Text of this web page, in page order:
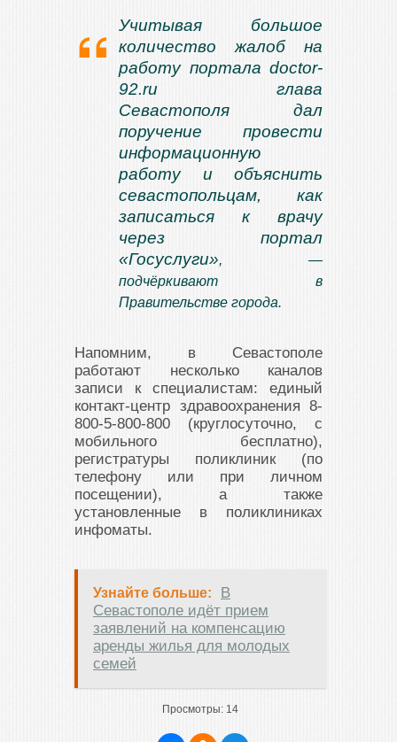
Учитывая большое
количество жалоб на
работу портала doctor-
92.ru глава
Севастополя дал
поручение провести
информационную
работу и объяснить
севастопольцам, как
записаться к врачу
через портал
«Госуслуги», —
подчёркивают в
Правительстве города.
Напомним, в Севастополе
работают несколько каналов
записи к специалистам: единый
контакт-центр здравоохранения 8-
800-5-800-800 (круглосуточно, с
мобильного бесплатно),
регистратуры поликлиник (по
телефону или при личном
посещении), а также
установленные в поликлиниках
инфоматы.
Узнайте больше:
В
Севастополе идёт прием
заявлений на компенсацию
аренды жилья для молодых
семей
Просмотры: 14